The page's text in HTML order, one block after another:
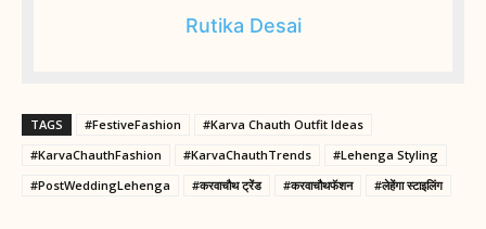
Rutika Desai
TAGS #FestiveFashion
#Karva Chauth Outfit Ideas
#KarvaChauthFashion
#KarvaChauthTrends
#Lehenga Styling
#PostWeddingLehenga
#करवाचौथ ट्रेंड #करवाचौथफॅशन #लेहेंगा स्टाइलिंग